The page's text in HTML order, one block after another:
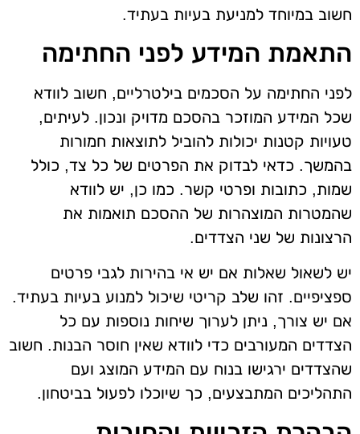
חשוב במיוחד למניעת בעיות בעתיד.
התאמת המידע לפני החתימה
לפני החתימה על הסכמים בילטרליים, חשוב לוודא
שכל המידע המוזכר בהסכם מדויק ונכון. לעיתים,
טעויות קטנות יכולות להוביל לתוצאות חמורות
בהמשך. כדאי לבדוק את הפרטים של כל צד, כולל
שמות, כתובות ופרטי קשר. כמו כן, יש לוודא
שהמטרות המוצהרות של ההסכם תואמות את
הרצונות של שני הצדדים.
יש לשאול שאלות אם יש אי בהירות לגבי פרטים
ספציפיים. זהו שלב קריטי שיכול למנוע בעיות בעתיד.
אם יש צורך, ניתן לערוך שיחות נוספות עם כל
הצדדים המעורבים כדי לוודא שאין חוסר הבנות. חשוב
שהצדדים ירגישו בנוח עם המידע המוצג ועם
התהליכים המתבצעים, כך שיוכלו לפעול בביטחון.